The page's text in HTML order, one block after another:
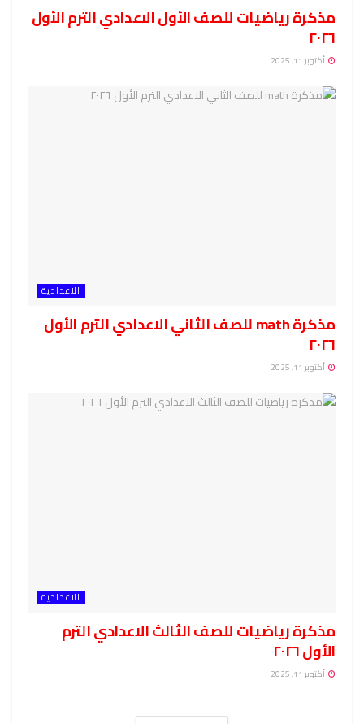
مذكرة رياضيات للصف الأول الاعدادي الترم الأول
٢٠٢٦
أكتوبر 11, 2025
الاعدادية
مذكرة math للصف الثاني الاعدادي الترم الأول
٢٠٢٦
أكتوبر 11, 2025
الاعدادية
مذكرة رياضيات للصف الثالث الاعدادي الترم
الأول ٢٠٢٦
أكتوبر 11, 2025